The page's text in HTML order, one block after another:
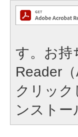
す。お持
Reader
クリッ
ンストー